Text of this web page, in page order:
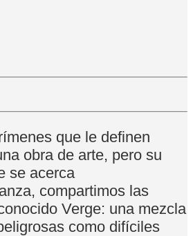
que le definen
obra de arte, pero su
se acerca
compartimos las
Verge: una mezcla
como difíciles